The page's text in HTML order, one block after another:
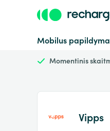
Mobilus
Momentinis
Vipps